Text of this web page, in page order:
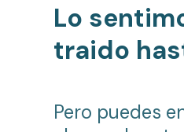
Lo
traido
Pero puedes